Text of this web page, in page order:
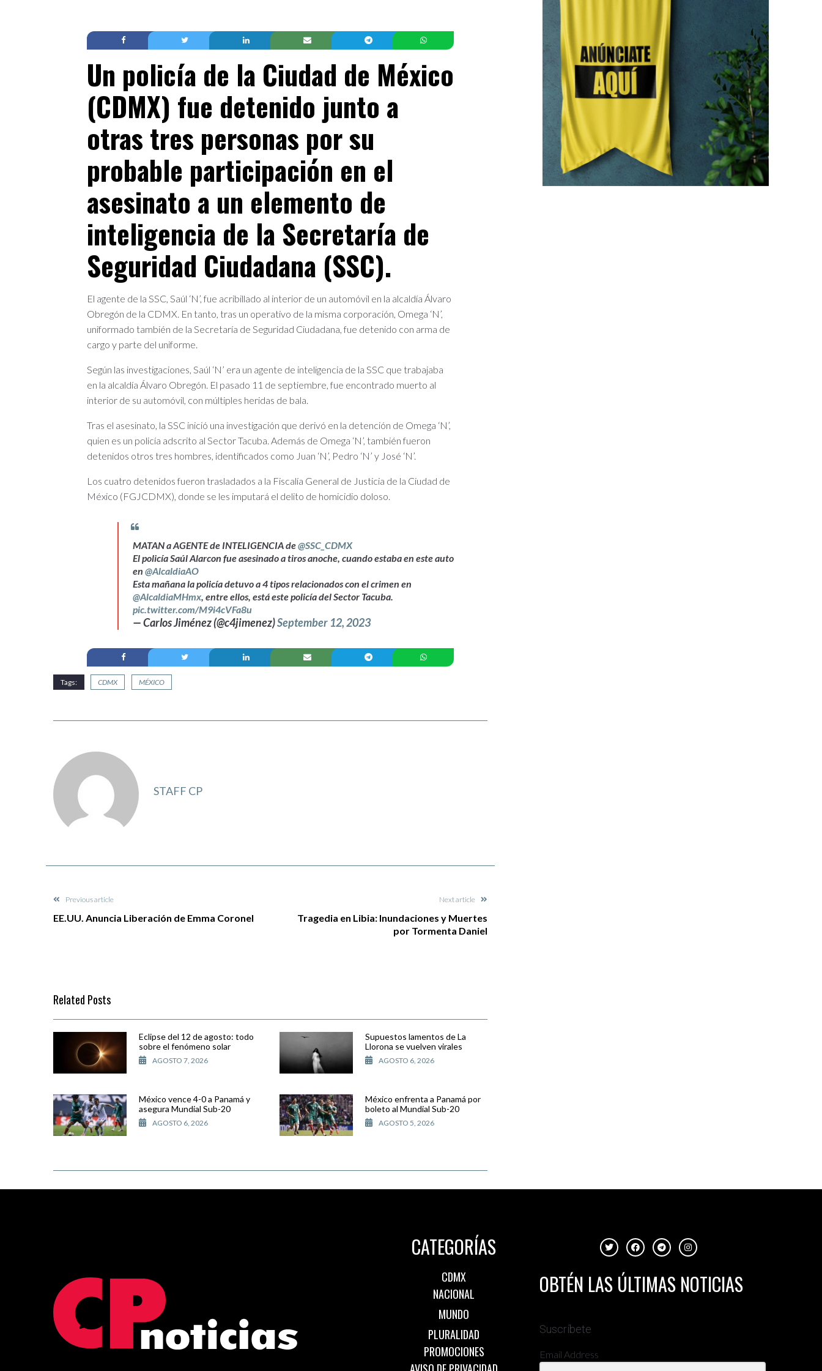
Un policía de la Ciudad de México
(CDMX) fue detenido junto a
otras tres personas por su
probable participación en el
asesinato a un elemento de
inteligencia de la Secretaría de
Seguridad Ciudadana (SSC).
El agente de la SSC, Saúl ‘N’, fue acribillado al interior de un automóvil en la alcaldía Álvaro
Obregón de la CDMX. En tanto, tras un operativo de la misma corporación, Omega ‘N’,
uniformado también de la Secretaría de Seguridad Ciudadana, fue detenido con arma de
cargo y parte del uniforme.
Según las investigaciones, Saúl ‘N’ era un agente de inteligencia de la SSC que trabajaba
en la alcaldía Álvaro Obregón. El pasado 11 de septiembre, fue encontrado muerto al
interior de su automóvil, con múltiples heridas de bala.
Tras el asesinato, la SSC inició una investigación que derivó en la detención de Omega ‘N’,
quien es un policía adscrito al Sector Tacuba. Además de Omega ‘N’, también fueron
detenidos otros tres hombres, identificados como Juan ‘N’, Pedro ‘N’ y José ‘N’.
Los cuatro detenidos fueron trasladados a la Fiscalía General de Justicia de la Ciudad de
México (FGJCDMX), donde se les imputará el delito de homicidio doloso.
MATAN a AGENTE de INTELIGENCIA de@SSC_CDMX
El policía Saúl Alarcon fue asesinado a tiros anoche, cuando estaba en este auto
en @AlcaldiaAO
Esta mañana la policía detuvo a 4 tipos relacionados con el crimen en
@AlcaldiaMHmx, entre ellos, está este policía del Sector Tacuba.
pic.twitter.com/M9i4cVFa8u
— Carlos Jiménez (@c4jimenez)September 12, 2023
Tags: CDMX MÉXICO
STAFF CP
Previous article
EE.UU. Anuncia Liberación de Emma Coronel
Next article
Tragedia en Libia: Inundaciones y Muertes
por Tormenta Daniel
Related Posts
Eclipse del 12 de agosto: todo
sobre el fenómeno solar
AGOSTO 7, 2026
Supuestos lamentos de La
Llorona se vuelven virales
AGOSTO 6, 2026
México vence 4-0 a Panamá y
asegura Mundial Sub-20
AGOSTO 6, 2026
México enfrenta a Panamá por
boleto al Mundial Sub-20
AGOSTO 5, 2026
CATEGORÍAS
CDMX
NACIONAL
MUNDO
PLURALIDAD
PROMOCIONES
OBTÉN LAS ÚLTIMAS NOTICIAS
Suscríbete
Email Address